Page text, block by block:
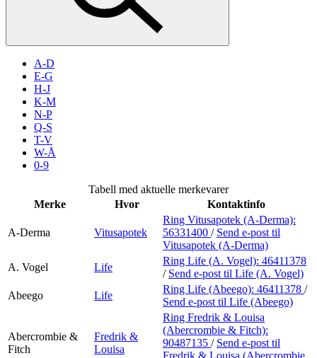
Inspirasjon
Søk
Praktisk informasjon
Ledige stillinger
Magasin
A-D
E-G
H-J
K-M
N-P
Q-S
T-V
W-Å
0-9
Tabell med aktuelle merkevarer
Merke
Hvor Kontaktinfo
A-Derma Vitusapotek
Ring Vitusapotek (A-Derma):
56331400 / Send e-post til
Vitusapotek (A-Derma)
A. Vogel
Life
Ring Life (A. Vogel): 46411378
/ Send e-post til Life (A. Vogel)
Abeego
Life
Ring Life (Abeego): 46411378 /
Send e-post til Life (Abeego)
Abercrombie &
Fitch
Fredrik &
Louisa
Ring Fredrik & Louisa
(Abercrombie & Fitch):
90487135 / Send e-post til
Fredrik & Louisa (Abercrombie